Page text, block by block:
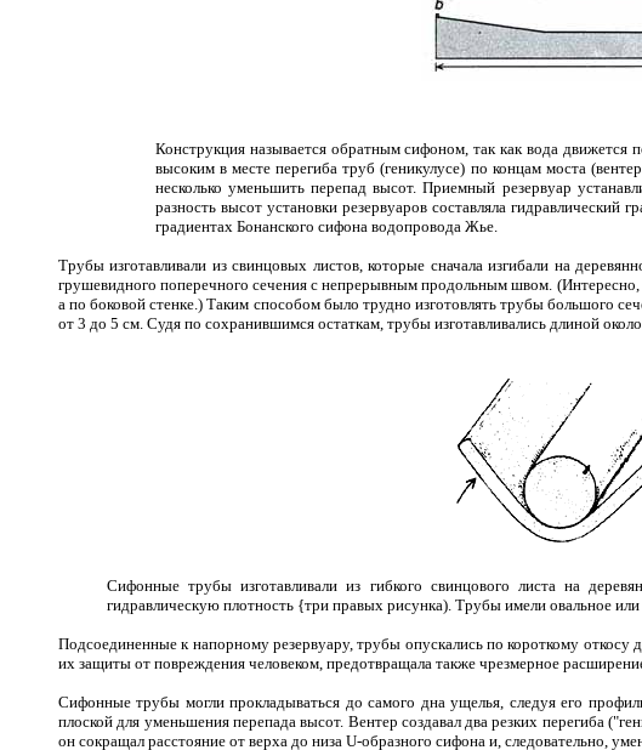
Конструкция называется обратным сифоном, так как вода
высоким в месте перегиба труб (геникулусе) по концам моста
несколько уменьшить перепад высот. Приемный резервуар
разность высот установки резервуаров составляла
градиентах Бонанского сифона водопровода Жье.
Трубы изготавливали из свинцовых листов, которые сначала изгибали на
грушевидного поперечного сечения с непрерывным продольным швом.
а по боковой стенке.) Таким способом было трудно изготовлять трубы большого
от 3 до 5 см. Судя по сохранившимся остаткам, трубы изготавливались длиной
Сифонные трубы изготавливали из гибкого свинцового листа на
гидравлическую плотность {три правых рисунка). Трубы имели овальное
Подсоединенные к напорному резервуару, трубы опускались по короткому
их защиты от повреждения человеком, предотвращала также чрезмерное
Сифонные трубы могли прокладываться до самого дна ущелья, следуя его
плоской для уменьшения перепада высот. Вентер создавал два резких перегиба
он сокращал расстояние от верха до низа U-образного сифона и, следовательно,